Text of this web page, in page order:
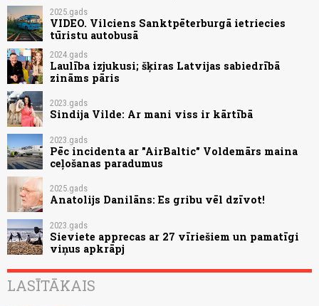
2025.gads
VIDEO. Vilciens Sanktpēterburgā ietriecies
tūristu autobusā
2024.gads
Laulība izjukusi; šķiras Latvijas sabiedrībā
zināms pāris
2023.gads
Sindija Vilde: Ar mani viss ir kārtībā
2023.gads
Pēc incidenta ar "AirBaltic" Voldemārs maina
ceļošanas paradumus
2025.gads
Anatolijs Danilāns: Es gribu vēl dzīvot!
2023.gads
Sieviete apprecas ar 27 vīriešiem un pamatīgi
viņus apkrāpj
LASĪTĀKAIS